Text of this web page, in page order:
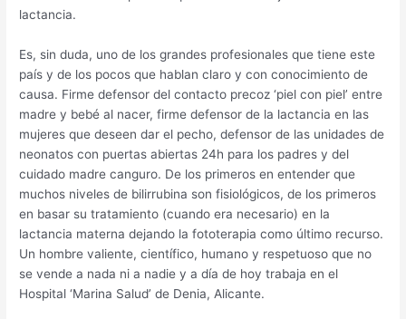
lactancia.
Es, sin duda, uno de los grandes profesionales que tiene este
país y de los pocos que hablan claro y con conocimiento de
causa. Firme defensor del contacto precoz ‘piel con piel’ entre
madre y bebé al nacer, firme defensor de la lactancia en las
mujeres que deseen dar el pecho, defensor de las unidades de
neonatos con puertas abiertas 24h para los padres y del
cuidado madre canguro. De los primeros en entender que
muchos niveles de bilirrubina son fisiológicos, de los primeros
en basar su tratamiento (cuando era necesario) en la
lactancia materna dejando la fototerapia como último recurso.
Un hombre valiente, científico, humano y respetuoso que no
se vende a nada ni a nadie y a día de hoy trabaja en el
Hospital ‘Marina Salud’ de Denia, Alicante.